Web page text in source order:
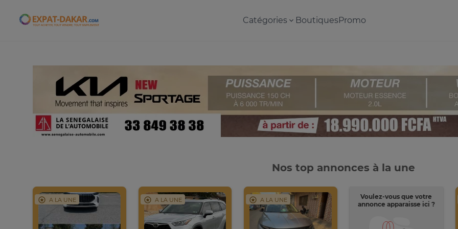
Expat-Dakar Catégories BoutiquesPromo
Nos top annonces à la une
A LA UNE A LA UNE A LA UNE
Voulez-vous que votre
annonce apparaisse ici ?